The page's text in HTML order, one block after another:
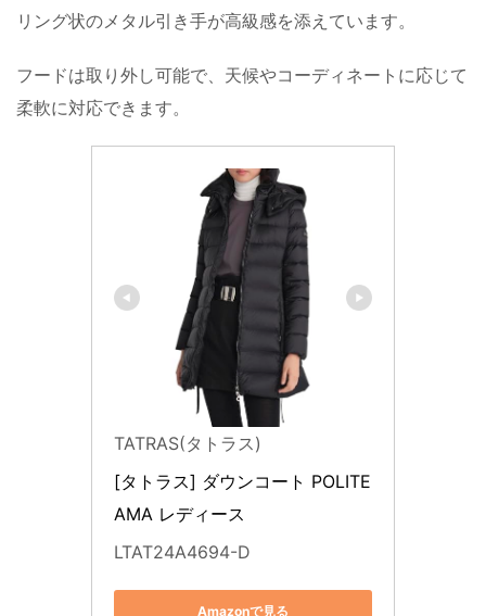
リング状のメタル引き手が高級感を添えています。
フードは取り外し可能で、天候やコーディネートに応じて
柔軟に対応できます。
TATRAS(タトラス)
[タトラス] ダウンコート POLITE
AMA レディース
LTAT24A4694-D
Amazonで見る